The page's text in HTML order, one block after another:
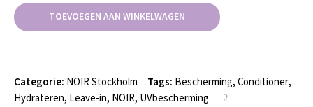
TOEVOEGEN AAN WINKELWAGEN
Categorie: NOIR Stockholm Tags: Bescherming, Conditioner,
Hydrateren, Leave-in, NOIR, UVbescherming